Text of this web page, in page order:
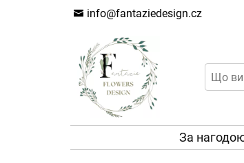
info@fantaziedesign.cz
За